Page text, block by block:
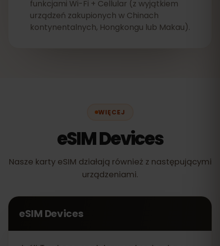
funkcjami Wi-Fi + Cellular (z wyjątkiem
urządzeń zakupionych w Chinach
kontynentalnych, Hongkongu lub Makau).
WIĘCEJ
eSIM Devices
Nasze karty eSIM działają również z następującymi
urządzeniami.
eSIM Devices